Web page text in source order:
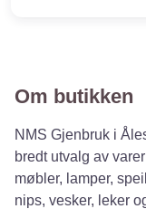
Om butikken
NMS Gjenbruk i
bredt utvalg av
møbler, lamper,
nips, vesker, leker